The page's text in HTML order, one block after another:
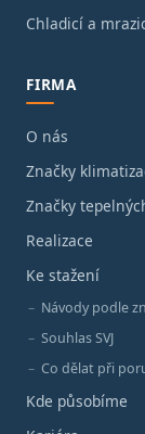
Chladicí a
FIRMA
O nás
Značky
Značky
Realizace
Ke stažení
Návody podle
Souhlas SVJ
Co dělat při
Kde působíme